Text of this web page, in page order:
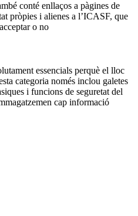
conté enllaços a pàgines de
pròpies i alienes a l’ICASF, que
o no
essencials perquè el lloc
categoria només inclou galetes
i funcions de seguretat del
cap informació